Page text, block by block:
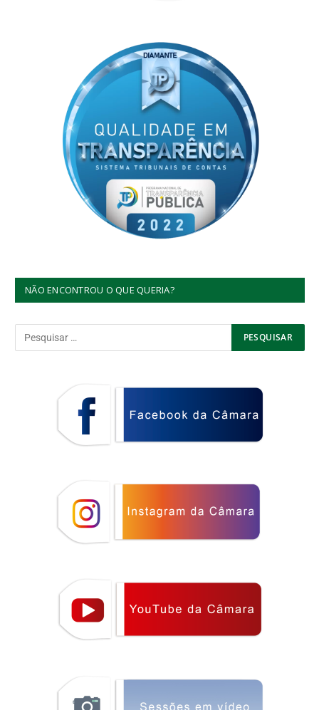
NÃO ENCONTROU O QUE QUERIA?